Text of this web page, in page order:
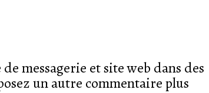
messagerie et site web dans des
un autre commentaire plus